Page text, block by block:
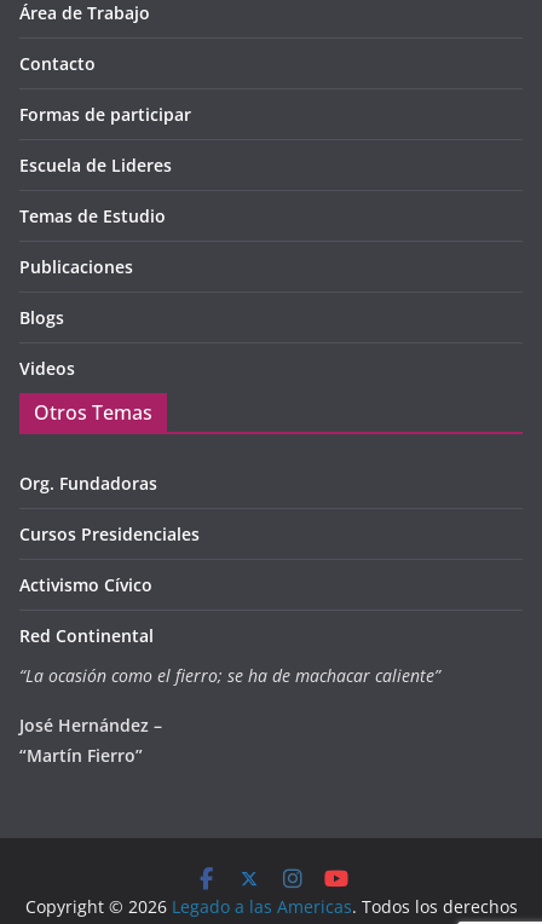
Área de Trabajo
Contacto
Formas de participar
Escuela de Lideres
Temas de Estudio
Publicaciones
Blogs
Videos
Otros Temas
Org. Fundadoras
Cursos Presidenciales
Activismo Cívico
Red Continental
“La ocasión como el fierro; se ha de machacar caliente”
José Hernández –
“Martín Fierro”
Copyright © 2026 Legado a las Americas. Todos los derechos